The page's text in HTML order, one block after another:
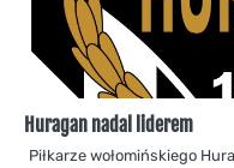
Huragan nadal liderem
Piłkarze wołomińskiego